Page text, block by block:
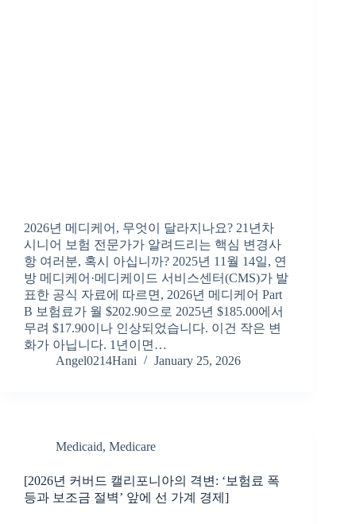
2026년 메디케어, 무엇이 달라지나요? 21년차
시니어 보험 전문가가 알려드리는 핵심 변경사
항 여러분, 혹시 아십니까? 2025년 11월 14일, 연
방 메디케어·메디케이드 서비스센터(CMS)가 발
표한 공식 자료에 따르면, 2026년 메디케어 Part
B 보험료가 월 $202.90으로 2025년 $185.00에서
무려 $17.90이나 인상되었습니다. 이건 작은 변
화가 아닙니다. 1년이면…
Angel0214Hani
January 25, 2026
Medicaid, Medicare
[2026년 커버드 캘리포니아의 격변: ‘보험료 폭
등과 보조금 절벽’ 앞에 선 가계 경제]